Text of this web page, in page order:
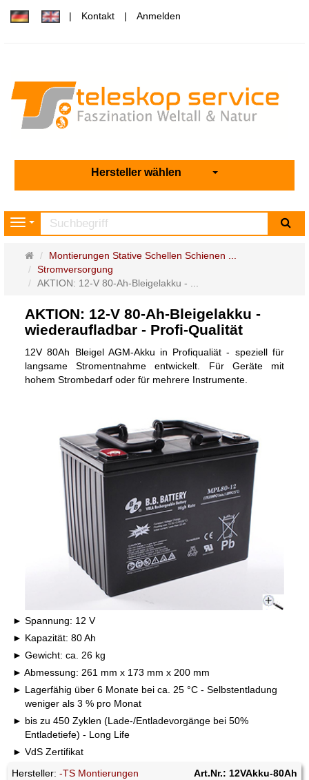
Kontakt Anmelden
Hersteller wählen
Navigation
Startseite
Montierungen Stative Schellen Schienen ...
Stromversorgung
AKTION: 12-V 80-Ah-Bleigelakku - ...
AKTION: 12-V 80-Ah-Bleigelakku -
wiederaufladbar - Profi-Qualität
12V 80Ah Bleigel AGM-Akku in Profiqualiät - speziell für
langsame Stromentnahme entwickelt. Für Geräte mit
hohem Strombedarf oder für mehrere Instrumente.
Spannung: 12 V
Kapazität: 80 Ah
Gewicht: ca. 26 kg
Abmessung: 261 mm x 173 mm x 200 mm
Lagerfähig über 6 Monate bei ca. 25 °C - Selbstentladung
weniger als 3 % pro Monat
bis zu 450 Zyklen (Lade-/Entladevorgänge bei 50%
Entladetiefe) - Long Life
VdS Zertifikat
Hersteller:-TS Montierungen Art.Nr.: 12VAkku-80Ah